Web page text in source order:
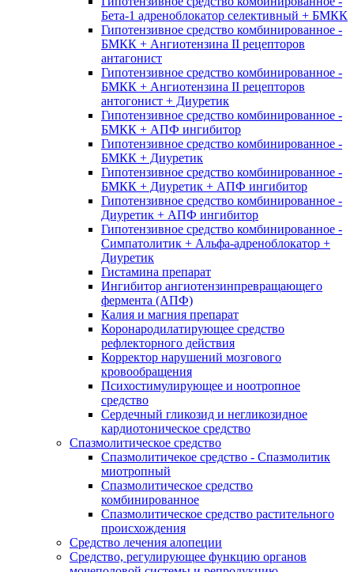
Бета-1 адреноблокатор селективный + БМКК
Гипотензивное средство комбинированное -
БМКК + Ангиотензина II рецепторов
антагонист
Гипотензивное средство комбинированное -
БМКК + Ангиотензина II рецепторов
антогонист + Диуретик
Гипотензивное средство комбинированное -
БМКК + АПФ ингибитор
Гипотензивное средство комбинированное -
БМКК + Диуретик
Гипотензивное средство комбинированное -
БМКК + Диуретик + АПФ ингибитор
Гипотензивное средство комбинированное -
Диуретик + АПФ ингибитор
Гипотензивное средство комбинированное -
Симпатолитик + Альфа-адреноблокатор +
Диуретик
Гистамина препарат
Ингибитор ангиотензинпревращающего
фермента (АПФ)
Калия и магния препарат
Коронародилатирующее средство
рефлекторного действия
Корректор нарушений мозгового
кровообращения
Психостимулирующее и ноотропное
средство
Сердечный гликозид и негликозидное
кардиотоническое средство
Спазмолитическое средство
Спазмолитичекое средство - Спазмолитик
миотропный
Спазмолитическое средство
комбинированное
Спазмолитическое средство растительного
происхождения
Средство лечения алопеции
Средство, регулирующее функцию органов